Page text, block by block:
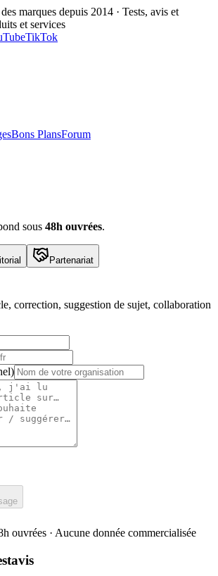
marques depuis 2014 · Tests, avis et
et services
TikTok
Bons PlansForum
sous 48h ouvrées.
Partenariat
correction, suggestion de sujet, collaboration
ouvrées · Aucune donnée commercialisée